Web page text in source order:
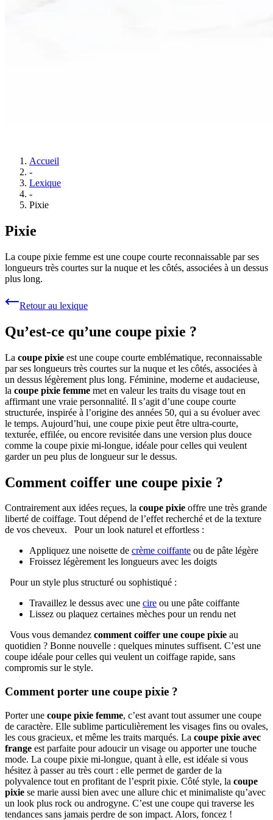
Accueil
-
Lexique
-
Pixie
Pixie
La coupe pixie femme est une coupe courte reconnaissable par ses
longueurs très courtes sur la nuque et les côtés, associées à un dessus
plus long.
Retour au lexique
Qu’est-ce qu’une coupe pixie ?
La coupe pixie est une coupe courte emblématique, reconnaissable
par ses longueurs très courtes sur la nuque et les côtés, associées à
un dessus légèrement plus long. Féminine, moderne et audacieuse,
la coupe pixie femme met en valeur les traits du visage tout en
affirmant une vraie personnalité. Il s’agit d’une coupe courte
structurée, inspirée à l’origine des années 50, qui a su évoluer avec
le temps. Aujourd’hui, une coupe pixie peut être ultra-courte,
texturée, effilée, ou encore revisitée dans une version plus douce
comme la coupe pixie mi-longue, idéale pour celles qui veulent
garder un peu plus de longueur sur le dessus.
Comment coiffer une coupe pixie ?
Contrairement aux idées reçues, la coupe pixie offre une très grande
liberté de coiffage. Tout dépend de l’effet recherché et de la texture
de vos cheveux. Pour un look naturel et effortless :
Appliquez une noisette de crème coiffante ou de pâte légère
Froissez légèrement les longueurs avec les doigts
Pour un style plus structuré ou sophistiqué :
Travaillez le dessus avec une cire ou une pâte coiffante
Lissez ou plaquez certaines mèches pour un rendu net
Vous vous demandez comment coiffer une coupe pixie au
quotidien ? Bonne nouvelle : quelques minutes suffisent. C’est une
coupe idéale pour celles qui veulent un coiffage rapide, sans
compromis sur le style.
Comment porter une coupe pixie ?
Porter une coupe pixie femme, c’est avant tout assumer une coupe
de caractère. Elle sublime particulièrement les visages fins ou ovales,
les cous gracieux, et même les traits marqués. La coupe pixie avec
frange est parfaite pour adoucir un visage ou apporter une touche
mode. La coupe pixie mi-longue, quant à elle, est idéale si vous
hésitez à passer au très court : elle permet de garder de la
polyvalence tout en profitant de l’esprit pixie. Côté style, la coupe
pixie se marie aussi bien avec une allure chic et minimaliste qu’avec
un look plus rock ou androgyne. C’est une coupe qui traverse les
tendances sans jamais perdre de son impact. Alors, foncez !